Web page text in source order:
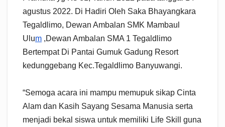
agustus 2022. Di Hadiri Oleh Saka Bhayangkara
Tegaldlimo, Dewan Ambalan SMK Mambaul
Ulum ,Dewan Ambalan SMA 1 Tegaldlimo
Bertempat Di Pantai Gumuk Gadung Resort
kedunggebang Kec.Tegaldlimo Banyuwangi.
“Semoga acara ini mampu memupuk sikap Cinta
Alam dan Kasih Sayang Sesama Manusia serta
menjadi bekal siswa untuk memiliki Life Skill guna